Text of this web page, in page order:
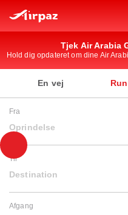
Tjek Air Arabia
Hold dig opdateret om dine Air
En vej
Fra
Oprindelse
Til
Destination
Afgang